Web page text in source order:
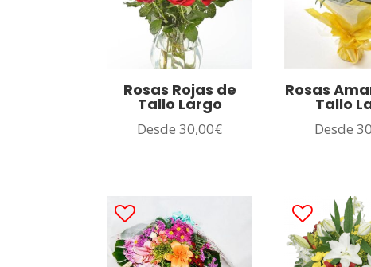
Rosas Rojas de
Tallo Largo
Desde30,00€
Rosas
Tallo
Desde